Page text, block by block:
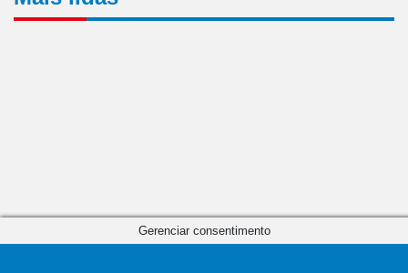
Gerenciar consentimento